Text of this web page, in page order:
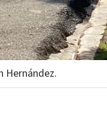
Hernández.